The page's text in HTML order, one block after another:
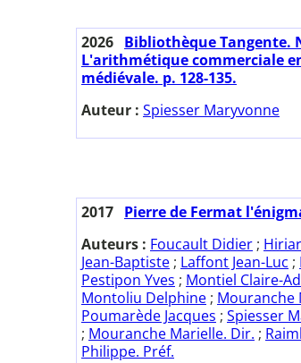
2026 Bibliothèque Tangente.
L'arithmétique commerciale
médiévale. p. 128-135.
Auteur : Spiesser Maryvonne
2017 Pierre de Fermat
Auteurs : Foucault Didier ;
Jean-Baptiste ; Laffont Jean-Luc ;
Pestipon Yves ; Montiel Claire-
Montoliu Delphine ; Mouranche
Poumarède Jacques ; Spiesser
; Mouranche Marielle. Dir. ;
Philippe. Préf.